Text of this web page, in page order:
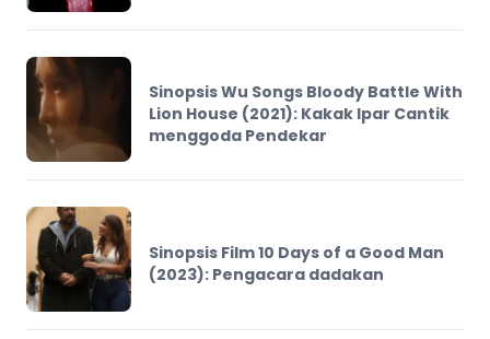
Sinopsis Wu Songs Bloody Battle With
Lion House (2021): Kakak Ipar Cantik
menggoda Pendekar
Sinopsis Film 10 Days of a Good Man
(2023): Pengacara dadakan